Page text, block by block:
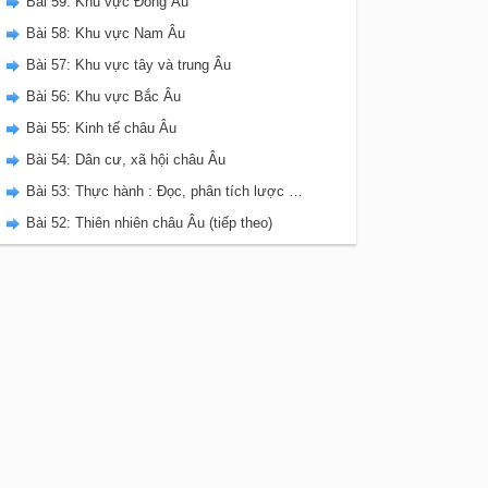
Bài 58: Khu vực Nam Âu
Bài 57: Khu vực tây và trung Âu
Bài 56: Khu vực Bắc Âu
Bài 55: Kinh tế châu Âu
Bài 54: Dân cư, xã hội châu Âu
Bài 53: Thực hành : Đọc, phân tích lược đồ, biểu đồ nhiệt độ và lượng mưa châu Âu.
Bài 52: Thiên nhiên châu Âu (tiếp theo)